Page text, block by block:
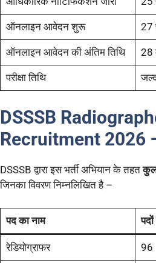
ऑनलाइन आवेदन शुरू 27
ऑनलाइन आवेदन की अंतिम तिथि 28
परीक्षा तिथि
DSSSB
Recruitment 2026
DSSSB द्वारा इस भर्ती अभियान के तहतकुल
जिनका विवरण निम्नलिखित है –
पद का नाम
रेडियोग्राफर 96